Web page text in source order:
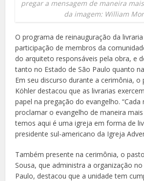
pregar a mensagem de maneira
da imagem: William
O programa de reinauguração da
participação de membros da
do arquiteto responsáveis pela obra, e
tanto no Estado de São Paulo quanto
Em seu discurso durante a cerimônia, o
Köhler destacou que as livrarias
papel na pregação do evangelho.
proclamar o evangelho de maneira mais
temos aqui é uma igreja em forma de
presidente sul-americano da Igreja
Também presente na cerimônia, o
Sousa, que administra a organização
Paulo, destacou que a unidade tem